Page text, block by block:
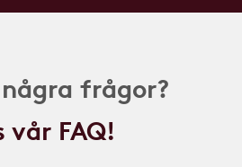
frågor?
vår FAQ!